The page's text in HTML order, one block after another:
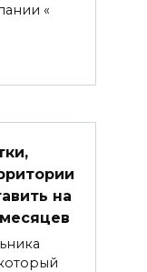
«
на